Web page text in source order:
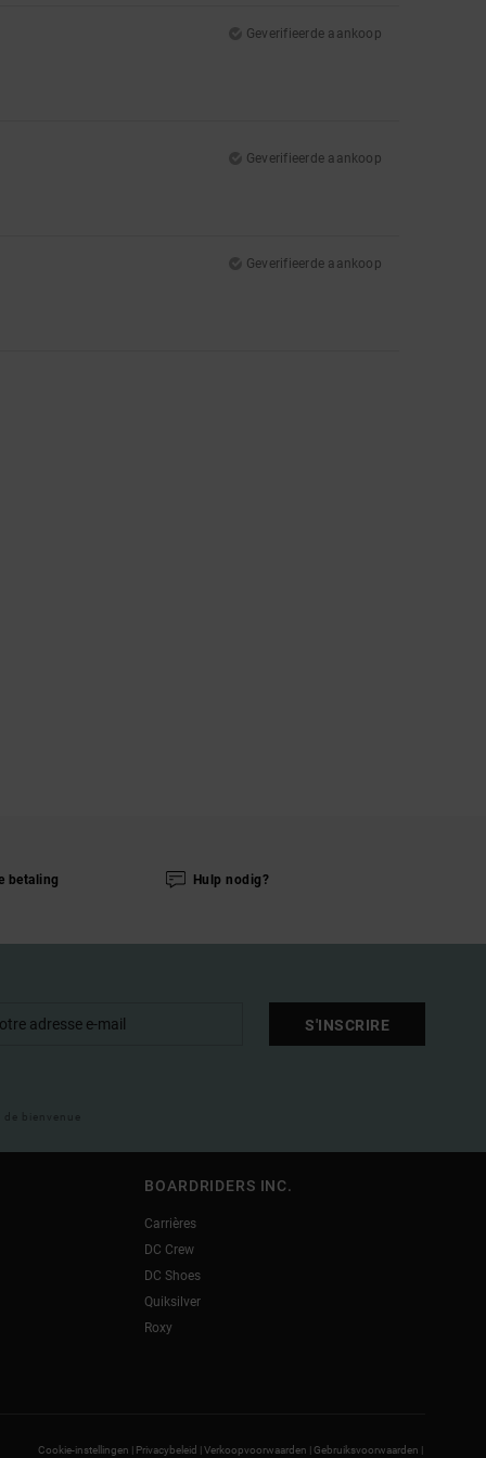
Geverifieerde aankoop
Geverifieerde aankoop
Geverifieerde aankoop
betaling Hulp nodig?
S'INSCRIRE
bienvenue
BOARDRIDERS INC.
Carrières
DC Crew
DC Shoes
Quiksilver
Roxy
Cookie-instellingen | Privacybeleid | Verkoopvoorwaarden | Gebruiksvoorwaarden |